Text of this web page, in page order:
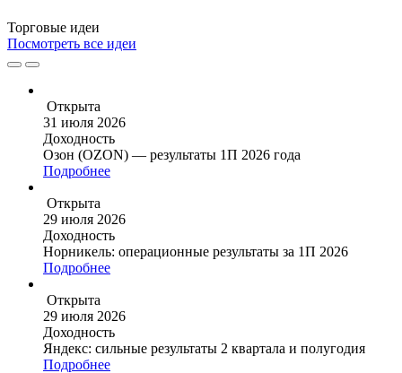
Торговые идеи
Посмотреть все идеи
Открыта
31 июля 2026
Доходность
Озон (OZON) — результаты 1П 2026 года
Подробнее
Открыта
29 июля 2026
Доходность
Норникель: операционные результаты за 1П 2026
Подробнее
Открыта
29 июля 2026
Доходность
Яндекс: сильные результаты 2 квартала и полугодия
Подробнее